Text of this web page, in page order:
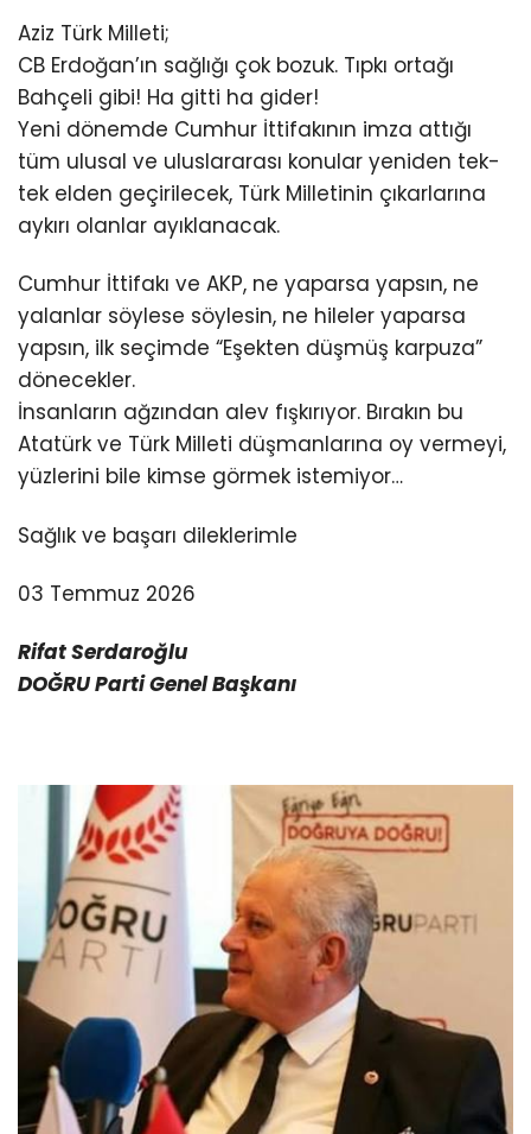
Aziz Türk Milleti;
CB Erdoğan’ın sağlığı çok bozuk. Tıpkı ortağı
Bahçeli gibi! Ha gitti ha gider!
Yeni dönemde Cumhur İttifakının imza attığı
tüm ulusal ve uluslararası konular yeniden tek-
tek elden geçirilecek, Türk Milletinin çıkarlarına
aykırı olanlar ayıklanacak.
Cumhur İttifakı ve AKP, ne yaparsa yapsın, ne
yalanlar söylese söylesin, ne hileler yaparsa
yapsın, ilk seçimde “Eşekten düşmüş karpuza”
dönecekler.
İnsanların ağzından alev fışkırıyor. Bırakın bu
Atatürk ve Türk Milleti düşmanlarına oy vermeyi,
yüzlerini bile kimse görmek istemiyor…
Sağlık ve başarı dileklerimle
03 Temmuz 2026
Rifat Serdaroğlu
DOĞRU Parti Genel Başkanı